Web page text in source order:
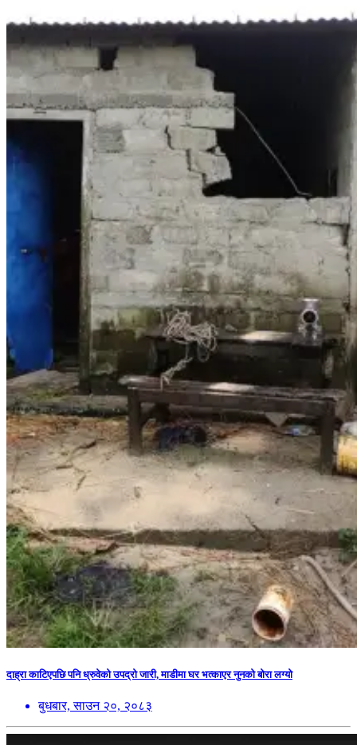
दाह्रा काटिएपछि पनि ध्रुवेको उपद्रो जारी, माडीमा घर भत्काएर नुनको बोरा लग्यो
बुधबार, साउन २०, २०८३